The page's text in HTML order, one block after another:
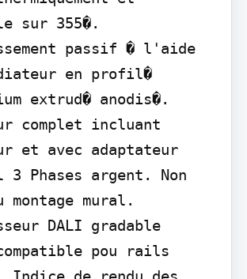
sur 355�.
passif � l'aide
en profil�
extrud� anodis�.
complet incluant
et avec adaptateur
3 Phases argent. Non
montage mural.
DALI gradable
pou rails